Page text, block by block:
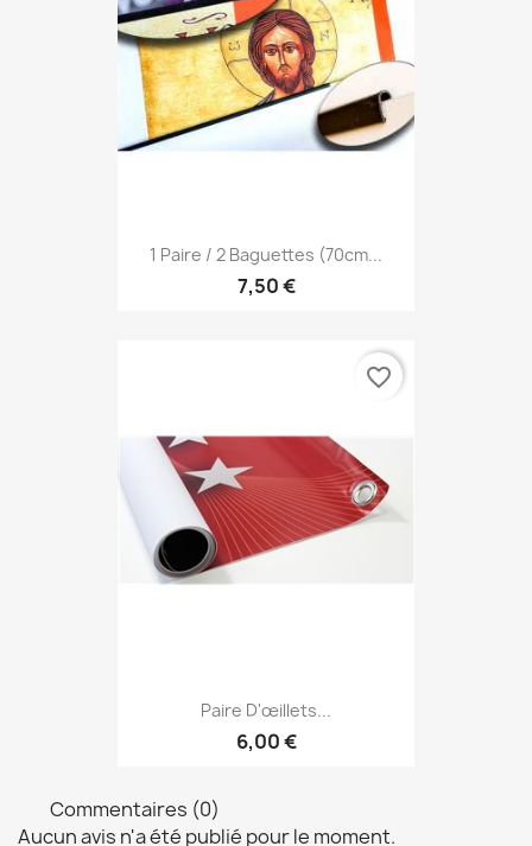
1 Paire / 2 Baguettes (70cm...
7,50 €
Paire D'œillets...
6,00 €
favorite_border
Commentaires (0)
Aucun avis n'a été publié pour le moment.